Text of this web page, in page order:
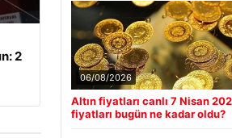
2
06/08/2026
Altın fiyatları canlı 7 Nisan
fiyatları bugün ne kadar oldu?